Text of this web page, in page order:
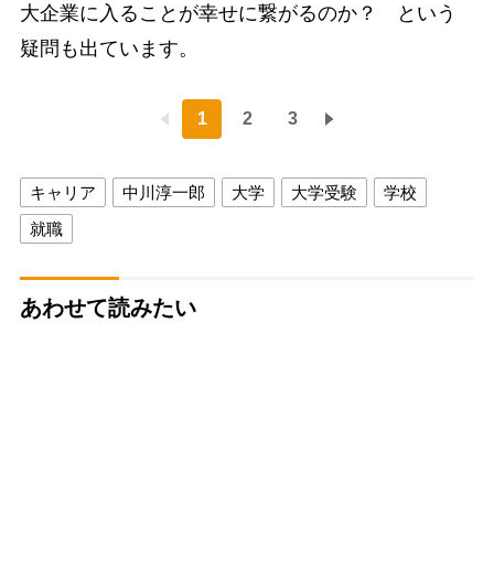
大企業に入ることが幸せに繋がるのか？ という
疑問も出ています。
1 2 3
キャリア 中川淳一郎 大学 大学受験
学校
就職
あわせて読みたい